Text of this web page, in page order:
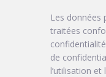
Les données
traitées
de
l’utilisation